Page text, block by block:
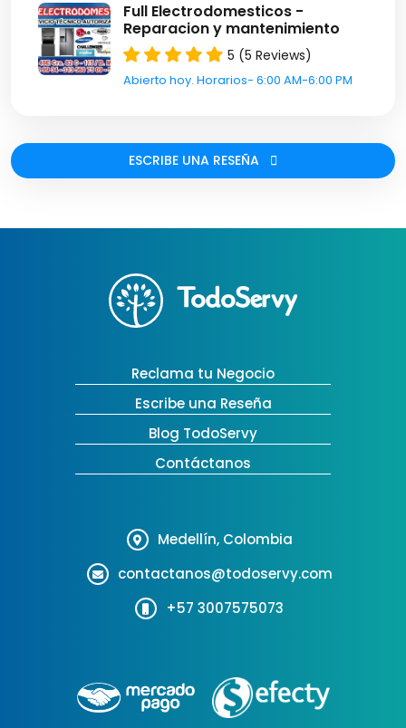
Full Electrodomesticos -
Reparacion y mantenimiento
5 (5 Reviews)
Abierto hoy. Horarios- 6:00 AM-6:00 PM
ESCRIBE UNA RESEÑA
Reclama tu Negocio
Escribe una Reseña
Blog TodoServy
Contáctanos
Medellín, Colombia
contactanos@todoservy.com
+57 3007575073